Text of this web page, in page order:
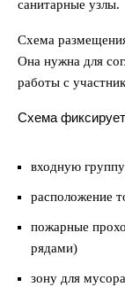
санитарные узлы.
Схема
Она нужна для
работы с
Схема
входную группу
расположение
пожарные
рядами)
зону для мусора